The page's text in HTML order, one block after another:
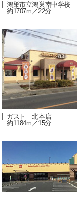
鴻巣市立鴻巣南中学校
約1707m／22分
ガスト 北本店
約1184m／15分